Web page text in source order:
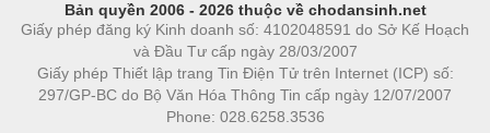
Bản quyền 2006 - 2026 thuộc về chodansinh.net
Giấy phép đăng ký Kinh doanh số: 4102048591 do Sở Kế Hoạch
và Đầu Tư cấp ngày 28/03/2007
Giấy phép Thiết lập trang Tin Điện Tử trên Internet (ICP) số:
297/GP-BC do Bộ Văn Hóa Thông Tin cấp ngày 12/07/2007
Phone: 028.6258.3536